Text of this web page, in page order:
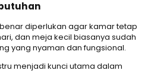
diperlukan agar kamar tetap
dan meja kecil biasanya sudah
yang nyaman dan fungsional.
menjadi kunci utama dalam